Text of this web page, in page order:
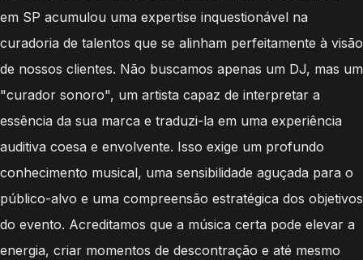
em SP acumulou uma expertise inquestionável na
curadoria de talentos que se alinham perfeitamente à visão
de nossos clientes. Não buscamos apenas um DJ, mas um
"curador sonoro", um artista capaz de interpretar a
essência da sua marca e traduzi-la em uma experiência
auditiva coesa e envolvente. Isso exige um profundo
conhecimento musical, uma sensibilidade aguçada para o
público-alvo e uma compreensão estratégica dos objetivos
do evento. Acreditamos que a música certa pode elevar a
energia, criar momentos de descontração e até mesmo